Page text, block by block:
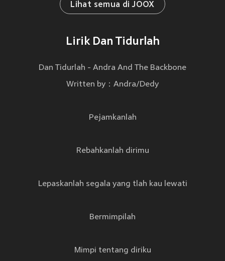
Lihat semua di JOOX
Lirik Dan Tidurlah
Dan Tidurlah - Andra And The Backbone
Written by：Andra/Dedy
Pejamkanlah
Rebahkanlah dirimu
Lepaskanlah segala yang tlah kau lewati
Bermimpilah
Mimpi tentang diriku